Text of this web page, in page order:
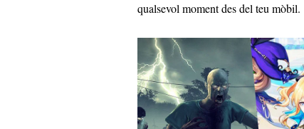
qualsevol moment des del teu mòbil.